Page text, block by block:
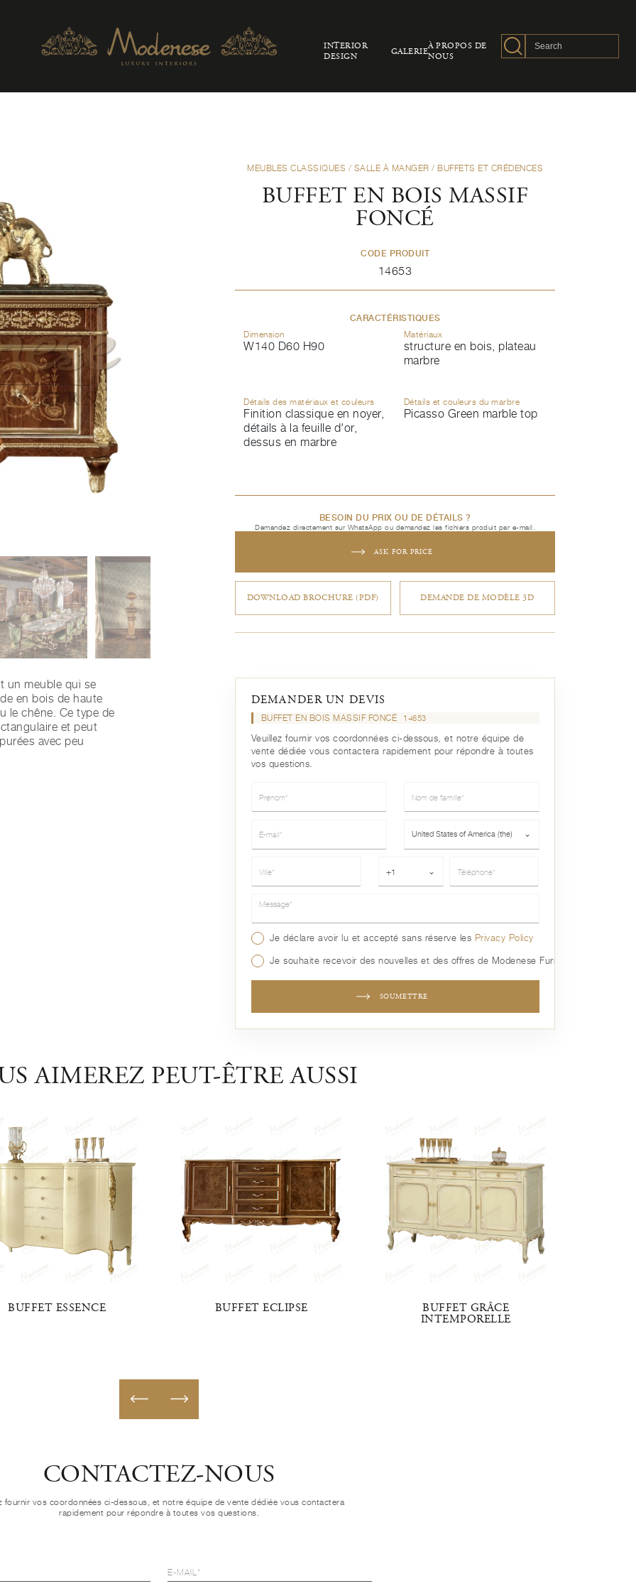
INTERIOR
DESIGN
GALERIE
À PROPOS DE
NOUS
MEUBLES CLASSIQUES / SALLE À MANGER / BUFFETS ET CRÉDENCES
BUFFET EN BOIS MASSIF
FONCÉ
CODE PRODUIT
14653
CARACTÉRISTIQUES
Dimension
W140 D60 H90
Matériaux
structure en bois, plateau
marbre
Détails des matériaux et couleurs
Finition classique en noyer,
détails à la feuille d'or,
dessus en marbre
Détails et couleurs du marbre
Picasso Green marble top
BESOIN DU PRIX OU DE DÉTAILS ?
Demandez directement sur WhatsApp ou demandez les fichiers produit par e-mail.
ASK FOR PRICE
DOWNLOAD BROCHURE (PDF) DEMANDE DE MODÈLE 3D
un meuble qui se
en bois de haute
le chêne. Ce type de
et peut
avec peu
DEMANDER UN DEVIS
BUFFET EN BOIS MASSIF FONCÉ 14653
Veuillez fournir vos coordonnées ci-dessous, et notre équipe de
vente dédiée vous contactera rapidement pour répondre à toutes
vos questions.
United States of America (the) ⌄
+1 ⌄
Message*
Je déclare avoir lu et accepté sans réserve les Privacy Policy
Je souhaite recevoir des nouvelles et des offres de Modenese Furniture
SOUMETTRE
AIMEREZ PEUT-ÊTRE AUSSI
BUFFET ESSENCE BUFFET ECLIPSE
BUFFET GRÂCE
INTEMPORELLE
CONTACTEZ-NOUS
fournir vos coordonnées ci-dessous, et notre équipe de vente dédiée vous contactera
rapidement pour répondre à toutes vos questions.